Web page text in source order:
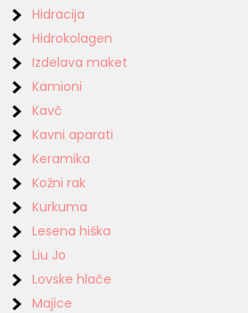
Hidracija
Hidrokolagen
Izdelava maket
Kamioni
Kavč
Kavni aparati
Keramika
Kožni rak
Kurkuma
Lesena hiška
Liu Jo
Lovske hlače
Majice